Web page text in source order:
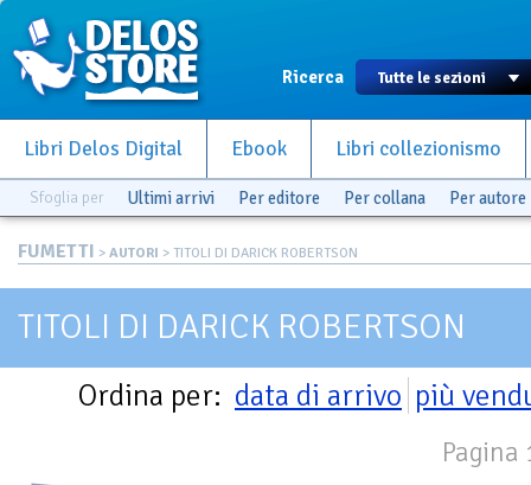
Ricerca
Libri Delos Digital Ebook Libri collezionismo
Sfoglia per Ultimi arrivi Per editore Per collana Per autore
FUMETTI > AUTORI > TITOLI DI DARICK ROBERTSON
TITOLI DI DARICK ROBERTSON
Ordina per: data di arrivo più
Pagina